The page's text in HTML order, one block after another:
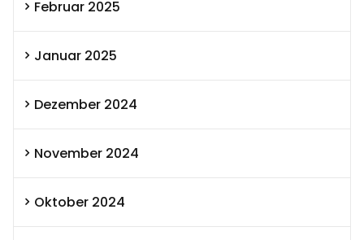
Februar 2025
Januar 2025
Dezember 2024
November 2024
Oktober 2024